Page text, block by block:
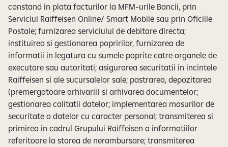
constand in plata facturilor la MFM-urile Bancii, prin
Serviciul Raiffeisen Online/ Smart Mobile sau prin Oficiile
Postale; furnizarea serviciului de debitare directa;
instituirea si gestionarea popririlor, furnizarea de
informatii in legatura cu sumele poprite catre organele de
executare sau autoritati; asigurarea securitatii in incintele
Raiffeisen si ale sucursalelor sale; pastrarea, depozitarea
(premergatoare arhivarii) si arhivarea documentelor;
gestionarea calitatii datelor; implementarea masurilor de
securitate a datelor cu caracter personal; transmiterea si
primirea in cadrul Grupului Raiffeisen a informatiilor
referitoare la starea de nerambursare; transmiterea